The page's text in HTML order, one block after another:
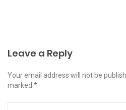
Leave a Reply
Your email address will not be
marked *